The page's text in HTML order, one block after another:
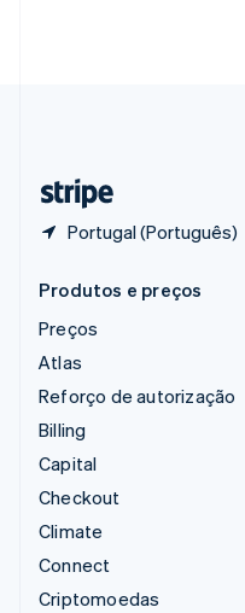
Portugal (Português)
Produtos e preços
Preços
Atlas
Reforço de autorização
Billing
Capital
Checkout
Climate
Connect
Criptomoedas